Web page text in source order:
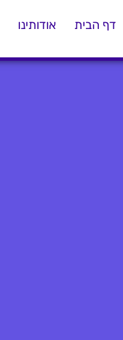
דף הבית אודותינו